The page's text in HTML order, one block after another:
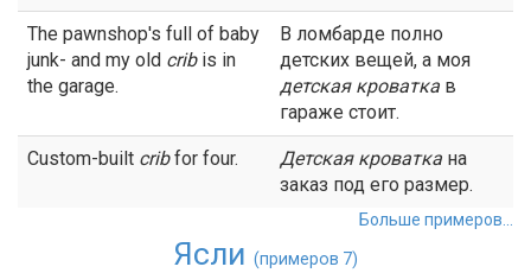
The pawnshop's full of baby
junk- and my old cribis in
the garage.
В ломбарде полно
детских вещей, а моя
детская кроватка в
гараже стоит.
Custom-built cribfor four. Детская кроватка на
заказ под его размер.
Больше примеров...
Ясли (примеров 7)